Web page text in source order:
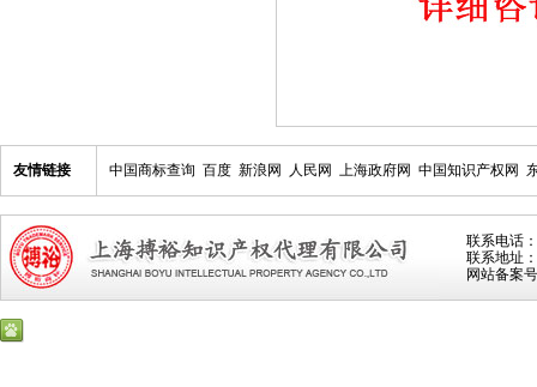
友情链接 中国商标查询 百度 新浪网 人民网 上海政府网 中国知识产权网
联系电话
联系地址
网站备案